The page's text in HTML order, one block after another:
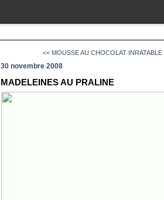
<< MOUSSE AU CHOCOLAT INRATABLE
30 novembre 2008
MADELEINES AU PRALINE